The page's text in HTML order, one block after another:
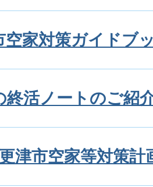
空家対策ガイドブ
終活ノートのご紹
津市空家等対策計